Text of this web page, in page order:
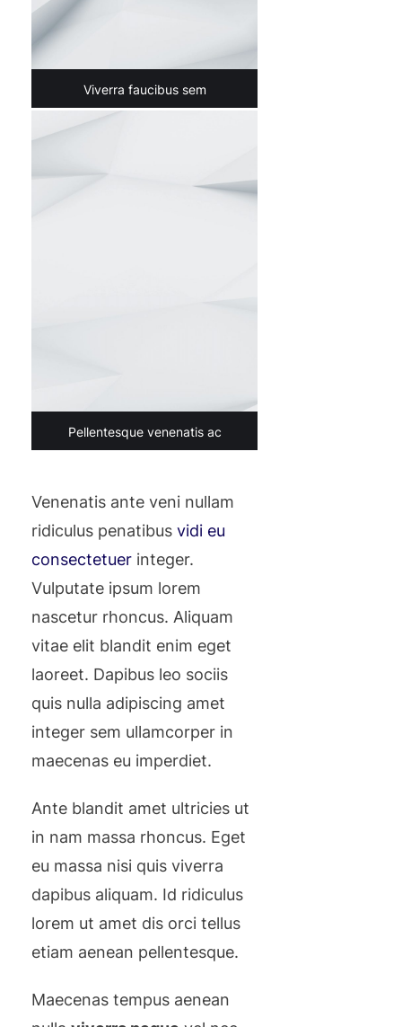
Viverra faucibus sem
Pellentesque venenatis ac
Venenatis ante veni nullam
ridiculus penatibus vidi eu
consectetuer integer.
Vulputate ipsum lorem
nascetur rhoncus. Aliquam
vitae elit blandit enim eget
laoreet. Dapibus leo sociis
quis nulla adipiscing amet
integer sem ullamcorper in
maecenas eu imperdiet.
Ante blandit amet ultricies ut
in nam massa rhoncus. Eget
eu massa nisi quis viverra
dapibus aliquam. Id ridiculus
lorem ut amet dis orci tellus
etiam aenean pellentesque.
Maecenas tempus aenean